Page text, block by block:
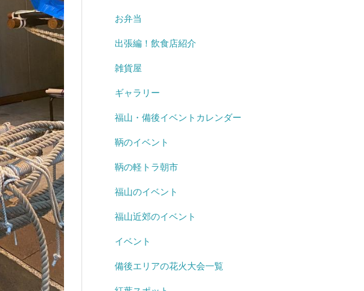
お弁当
出張編！飲食店紹介
雑貨屋
ギャラリー
福山・備後イベントカレンダー
鞆のイベント
鞆の軽トラ朝市
福山のイベント
福山近郊のイベント
イベント
備後エリアの花火大会一覧